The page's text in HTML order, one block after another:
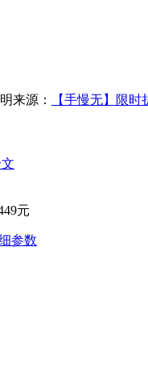
来源： 【手慢无】限
元
参数